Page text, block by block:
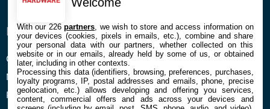
ENTREPRISE
Confidentialité et Cookies
Mentions légales et CGU
Préférences Cookies
À PROPOS
Contact
With our 226partners , we wish to store and access information on
your devices (cookies, pixels in emails, etc.), combine and share
your personal data with our partners, whether collected on this
website or in our emails, already held by some of us, or obtained
later, including in other contexts.
Processing this data (identifiers, browsing, preferences, purchases,
loyalty programs, IP, postal addresses and emails, phone, precise
geolocation, etc.) allows developing and offering you services,
content, commercial offers and ads across your devices and